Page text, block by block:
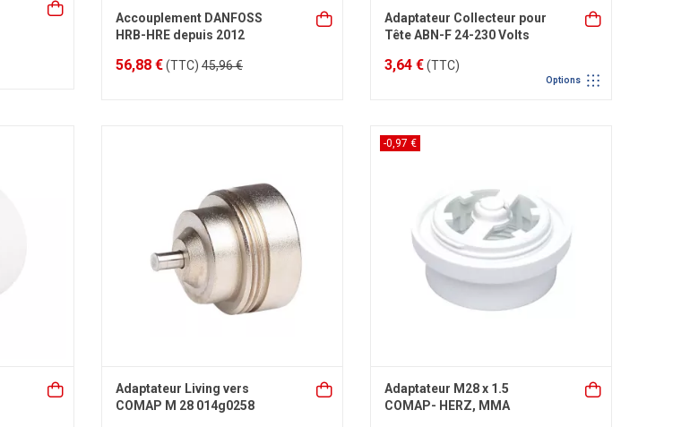
Accouplement DANFOSS
HRB-HRE depuis 2012
56,88 €(TTC) 45,96 €
Adaptateur Collecteur pour
Tête ABN-F 24-230 Volts
3,64 €(TTC)
Options
Adaptateur Living vers
COMAP M 28 014g0258
-0,97 €
Adaptateur M28 x 1.5
COMAP- HERZ, MMA